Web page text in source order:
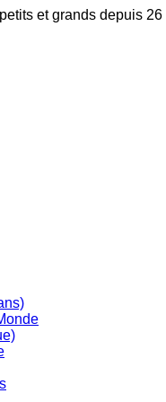
et grands depuis 26